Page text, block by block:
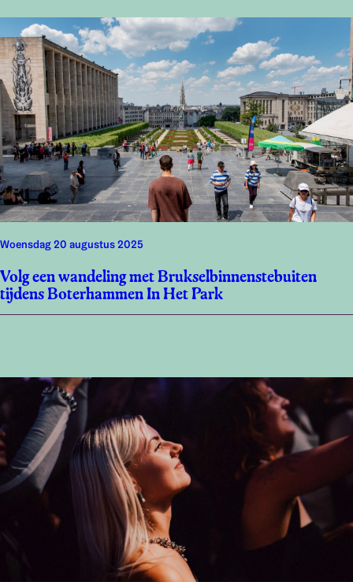
woensdag 20 augustus 2025
Volg een wandeling met Brukselbinnenstebuiten
tijdens Boterhammen In Het Park